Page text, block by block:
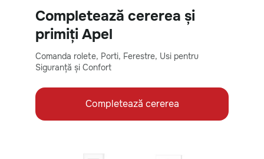
Completează cererea și
primiți Apel
Comanda rolete, Porti, Ferestre, Usi pentru
Siguranță și Confort
Completează cererea